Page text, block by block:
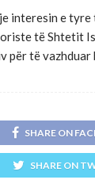
interesin e
të Shtetit
për të
SHARE ON
SHARE ON